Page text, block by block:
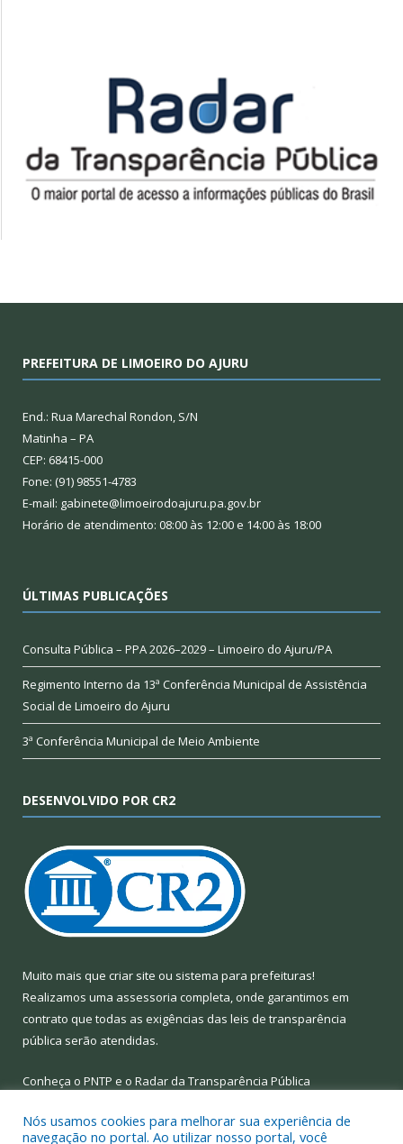
PREFEITURA DE LIMOEIRO DO AJURU
End.: Rua Marechal Rondon, S/N
Matinha – PA
CEP: 68415-000
Fone: (91) 98551-4783
E-mail: gabinete@limoeirodoajuru.pa.gov.br
Horário de atendimento: 08:00 às 12:00 e 14:00 às 18:00
ÚLTIMAS PUBLICAÇÕES
Consulta Pública – PPA 2026–2029 – Limoeiro do Ajuru/PA
Regimento Interno da 13ª Conferência Municipal de Assistência
Social de Limoeiro do Ajuru
3ª Conferência Municipal de Meio Ambiente
DESENVOLVIDO POR CR2
Muito mais que criar site ou sistema para prefeituras!
Realizamos uma assessoria completa, onde garantimos em
contrato que todas as exigências das leis de transparência
pública serão atendidas.
Conheça o PNTP e o Radar da Transparência Pública
Nós usamos cookies para melhorar sua experiência de
navegação no portal. Ao utilizar nosso portal, você